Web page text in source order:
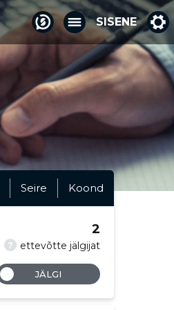
SISENE
Seire Koond
? ettevõtte jälgijat
2
JÄLGI